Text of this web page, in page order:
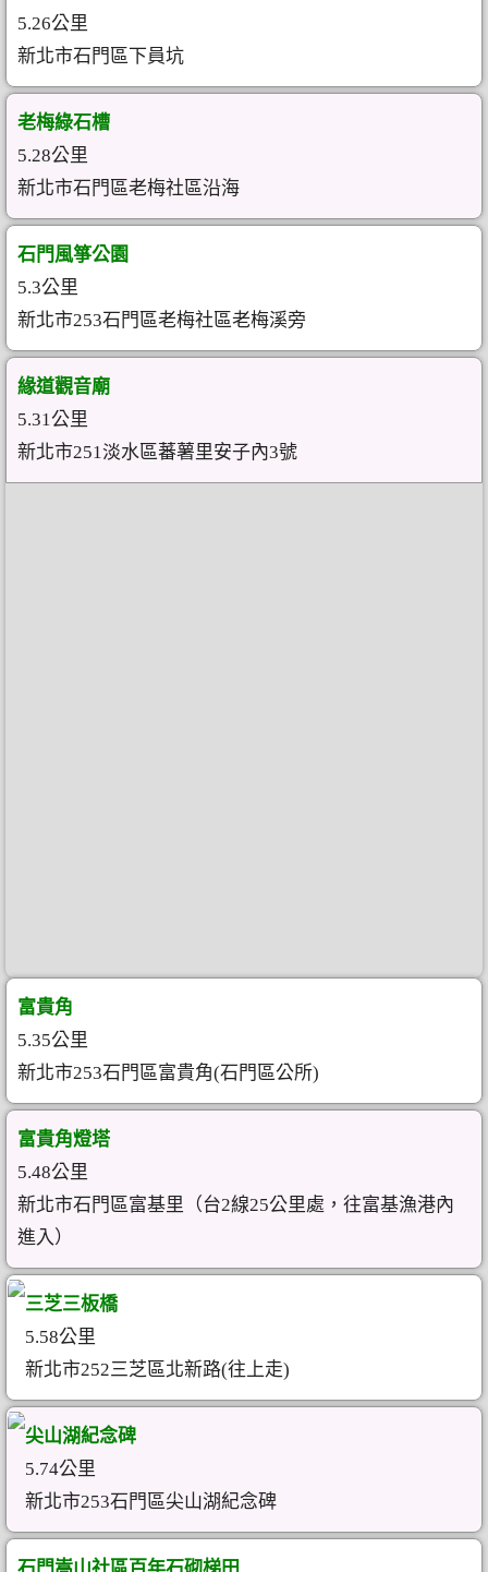
5.26公里
新北市石門區下員坑
老梅綠石槽
5.28公里
新北市石門區老梅社區沿海
石門風箏公園
5.3公里
新北市253石門區老梅社區老梅溪旁
緣道觀音廟
5.31公里
新北市251淡水區蕃薯里安子內3號
富貴角
5.35公里
新北市253石門區富貴角(石門區公所)
富貴角燈塔
5.48公里
新北市石門區富基里（台2線25公里處，往富基漁港內
進入）
三芝三板橋
5.58公里
新北市252三芝區北新路(往上走)
尖山湖紀念碑
5.74公里
新北市253石門區尖山湖紀念碑